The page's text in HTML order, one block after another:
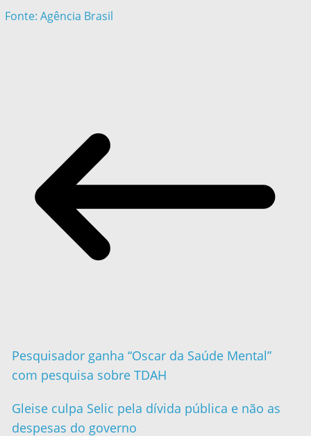
Fonte: Agência Brasil
Pesquisador ganha “Oscar da Saúde Mental”
com pesquisa sobre TDAH
Gleise culpa Selic pela dívida pública e não as
despesas do governo